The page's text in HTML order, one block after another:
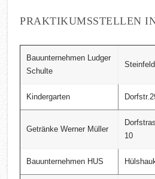
PRAKTIKUMSSTELLEN
Bauunternehmen Ludger
Schulte
Kindergarten
Getränke Werner Müller
10
Bauunternehmen HUS